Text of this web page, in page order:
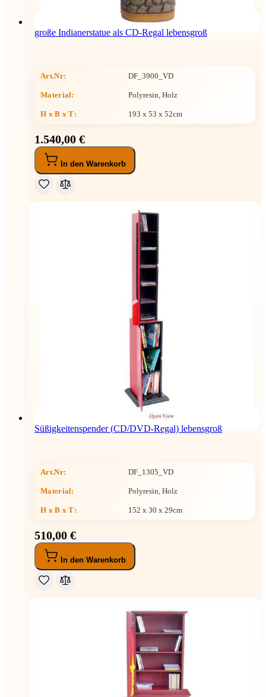
große Indianerstatue als CD-Regal lebensgroß
Art.Nr: DF_3900_VD
Material: Polyresin, Holz
H x B x T: 193 x 53 x 52cm
1.540,00 €
In den Warenkorb
Süßigkeitenspender (CD/DVD-Regal) lebensgroß
Art.Nr: DF_1305_VD
Material: Polyresin, Holz
H x B x T: 152 x 30 x 29cm
510,00 €
In den Warenkorb